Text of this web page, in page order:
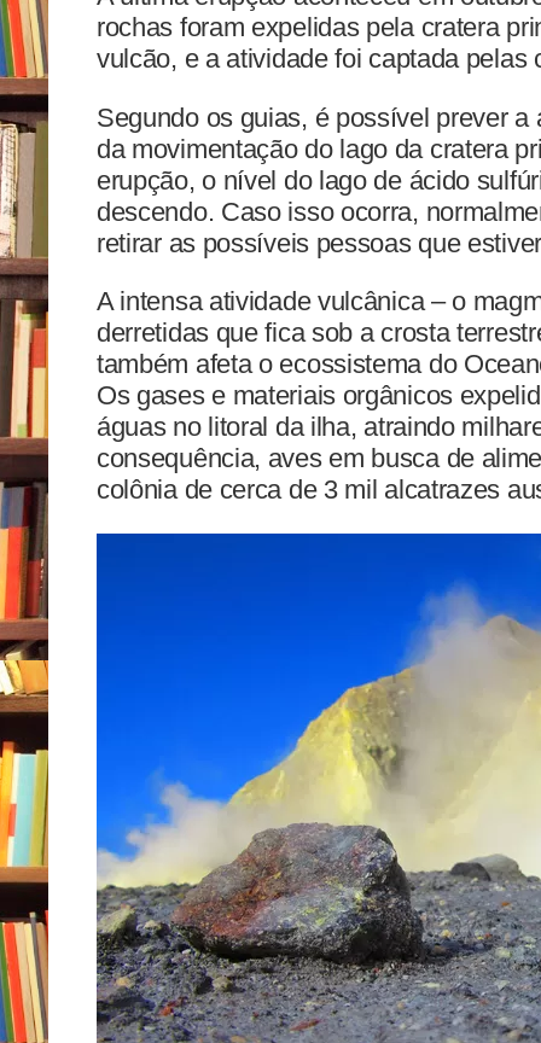
rochas foram expelidas pela cratera
vulcão, e a atividade foi captada pelas
Segundo os guias, é possível prever
da movimentação do lago da cratera
erupção, o nível do lago de ácido
descendo. Caso isso ocorra,
retirar as possíveis pessoas que
A intensa atividade vulcânica – o
derretidas que fica sob a crosta
também afeta o ecossistema do
Os gases e materiais orgânicos
águas no litoral da ilha, atraindo
consequência, aves em busca de
colônia de cerca de 3 mil alcatrazes